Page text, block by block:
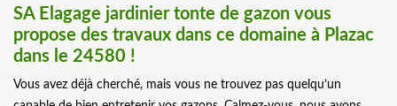
SA Elagage jardinier tonte de gazon vous
propose des travaux dans ce domaine à Plazac
dans le 24580 !
Vous avez déjà cherché, mais vous ne trouvez pas quelqu’un